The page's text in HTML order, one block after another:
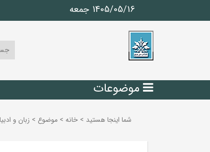
1405/05/16 جمعه
موضوعات
شما اینجا هستید > خانه > موضوع > زبان و